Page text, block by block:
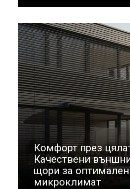
Комфорт през
Качествени
щори за оптимален
микроклимат